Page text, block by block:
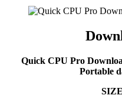
Quick CPU Pro
Portable